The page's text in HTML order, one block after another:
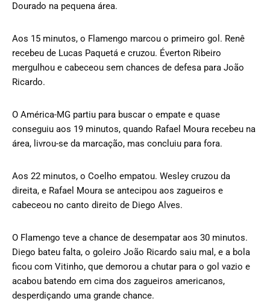
Dourado na pequena área.
Aos 15 minutos, o Flamengo marcou o primeiro gol. Renê
recebeu de Lucas Paquetá e cruzou. Éverton Ribeiro
mergulhou e cabeceou sem chances de defesa para João
Ricardo.
O América-MG partiu para buscar o empate e quase
conseguiu aos 19 minutos, quando Rafael Moura recebeu na
área, livrou-se da marcação, mas concluiu para fora.
Aos 22 minutos, o Coelho empatou. Wesley cruzou da
direita, e Rafael Moura se antecipou aos zagueiros e
cabeceou no canto direito de Diego Alves.
O Flamengo teve a chance de desempatar aos 30 minutos.
Diego bateu falta, o goleiro João Ricardo saiu mal, e a bola
ficou com Vitinho, que demorou a chutar para o gol vazio e
acabou batendo em cima dos zagueiros americanos,
desperdiçando uma grande chance.